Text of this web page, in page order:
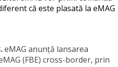
că este plasată la eMAG
eMAG anunță lansarea
(FBE) cross-border, prin